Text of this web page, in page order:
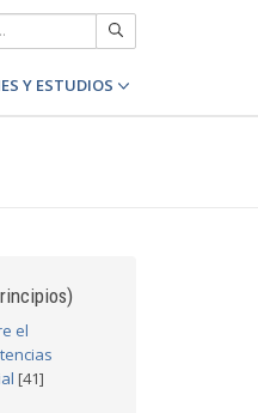
Y ESTUDIOS
el
[41]